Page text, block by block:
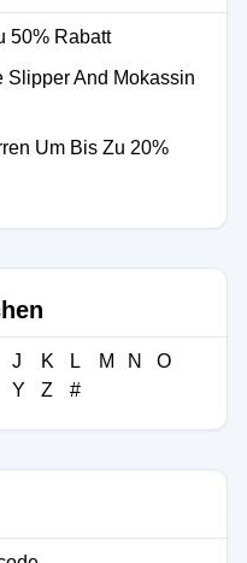
50% Rabatt
Slipper And Mokassin
Um Bis Zu 20%
J K L M N
O
Y Z #